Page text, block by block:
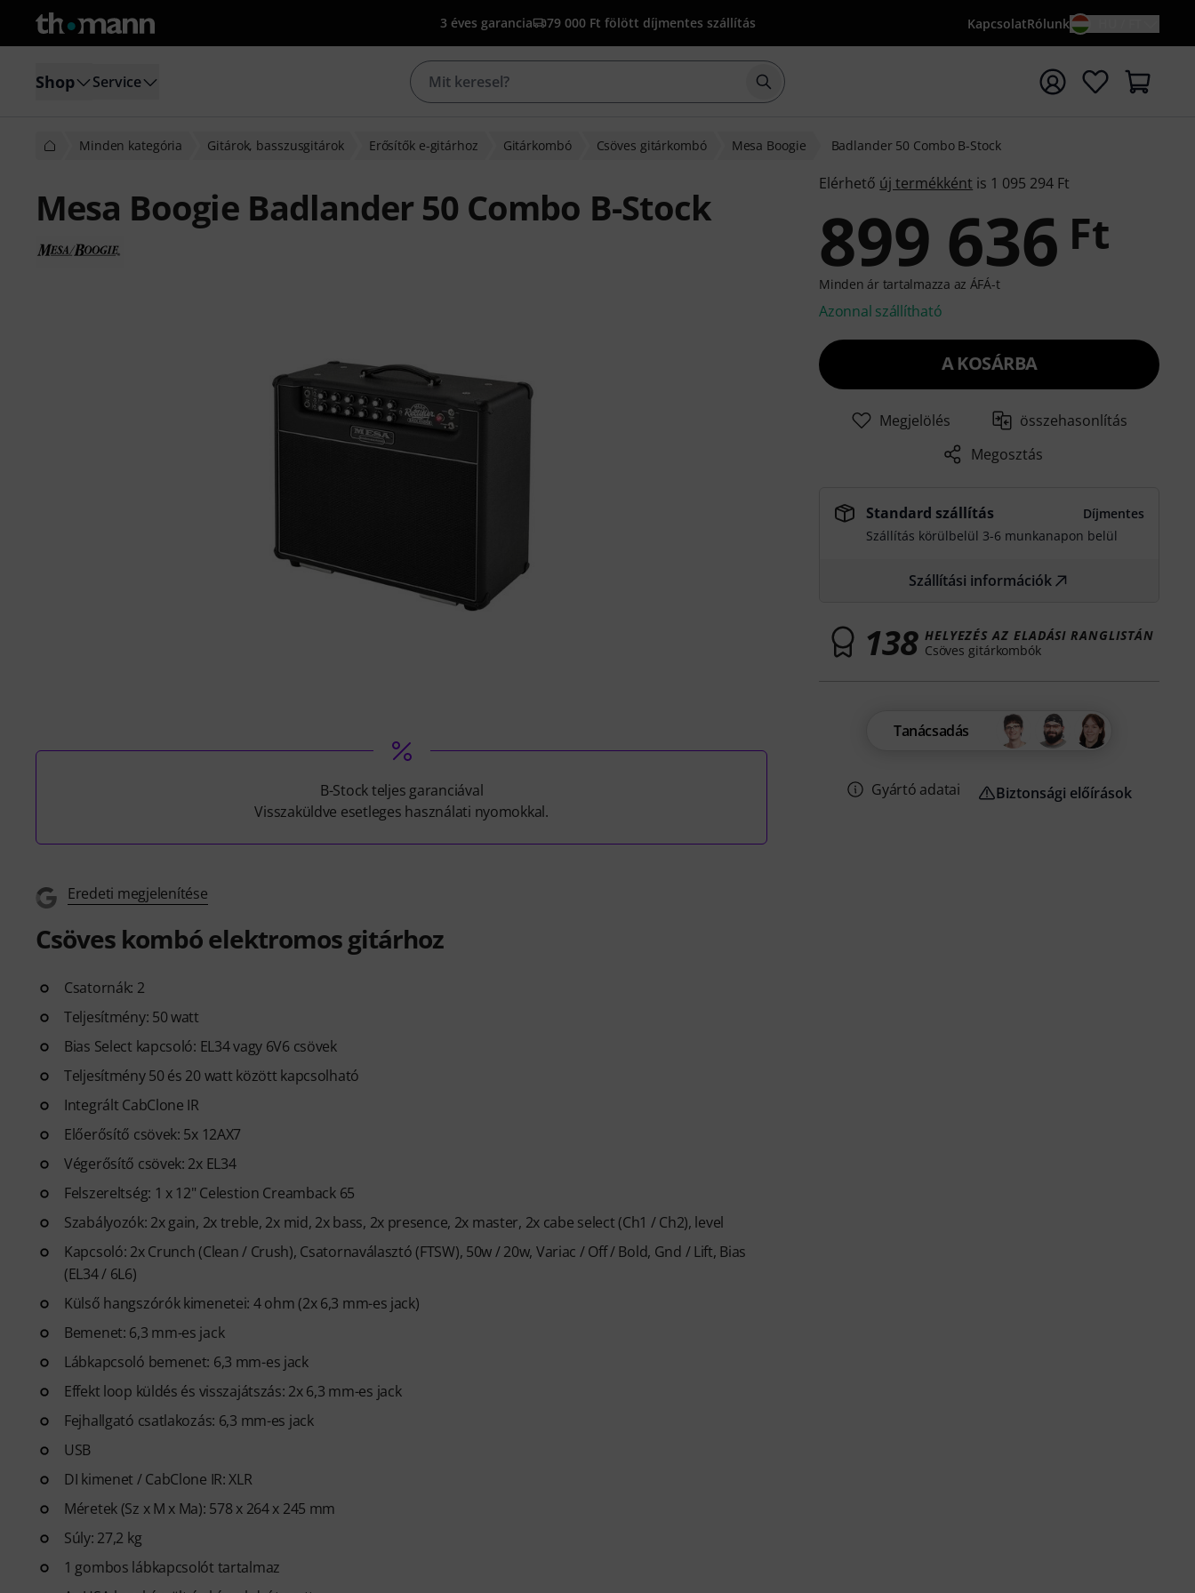
3 éves garancia 79 000 Ft fölött díjmentes szállítás KapcsolatRólunk
Shop Service Keresés indítása {searchTerm} keresőszóval
Minden kategória Gitárok, basszusgitárok Erősítők e-gitárhoz Gitárkombó Csöves gitárkombó Mesa Boogie Badlander 50 Combo B-Stock
Mesa Boogie Badlander 50 Combo B-Stock
B-Stock teljes garanciával
Visszaküldve esetleges használati nyomokkal.
Eredeti megjelenítése
Csöves kombó elektromos gitárhoz
Csatornák: 2
Teljesítmény: 50 watt
Bias Select kapcsoló: EL34 vagy 6V6 csövek
Teljesítmény 50 és 20 watt között kapcsolható
Integrált CabClone IR
Előerősítő csövek: 5x 12AX7
Végerősítő csövek: 2x EL34
Felszereltség: 1 x 12" Celestion Creamback 65
Szabályozók: 2x gain, 2x treble, 2x mid, 2x bass, 2x presence, 2x master, 2x cabe select (Ch1 / Ch2), level
Kapcsoló: 2x Crunch (Clean / Crush), Csatornaválasztó (FTSW), 50w / 20w, Variac / Off / Bold, Gnd / Lift, Bias
(EL34 / 6L6)
Külső hangszórók kimenetei: 4 ohm (2x 6,3 mm-es jack)
Bemenet: 6,3 mm-es jack
Lábkapcsoló bemenet: 6,3 mm-es jack
Effekt loop küldés és visszajátszás: 2x 6,3 mm-es jack
Fejhallgató csatlakozás: 6,3 mm-es jack
USB
DI kimenet / CabClone IR: XLR
Méretek (Sz x M x Ma): 578 x 264 x 245 mm
Súly: 27,2 kg
1 gombos lábkapcsolót tartalmaz
Elérhető új termékként is 1 095 294 Ft
899 636 Ft
Minden ár tartalmazza az ÁFÁ-t
Azonnal szállítható
A KOSÁRBA
Megjelölés
összehasonlítás
Megosztás
Standard szállítás
Díjmentes
Szállítás körülbelül 3-6 munkanapon belül
Szállítási információk
138 HELYEZÉS AZ ELADÁSI RANGLISTÁN
Csöves gitárkombók
Tanácsadás
Gyártó adatai Biztonsági előírások